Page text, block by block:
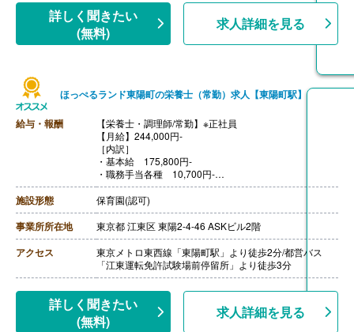
詳しく聞きたい
(無料)
求人詳細を見る
ほっぺるランド東陽町の栄養士（常勤）求人【東陽町駅】
給与・報酬
【栄養士・調理師/常勤】※正社員
【月給】244,000円‐
［内訳］
・基本給 175,800円‐
・職務手当各種 10,700円‐
・地域手当 18,000円‐
・処遇改善手当 39,500円‐
［その他手当］
・残業手当 ※法定通り支給
【賞与】年2回 ※個人の評価に応じて
【通勤手当】あり（上限25,000円/月）
【昇給】あり ※会社の業績、個人の評価に応じて
【退職金】あり
施設形態 保育園(認可)
事業所所在地 東京都 江東区 東陽2-4-46 ASKビル2階
アクセス
東京メトロ東西線「東陽町駅」より徒歩2分/都営バス
「江東運転免許試験場前停留所」より徒歩3分
詳しく聞きたい
(無料)
求人詳細を見る